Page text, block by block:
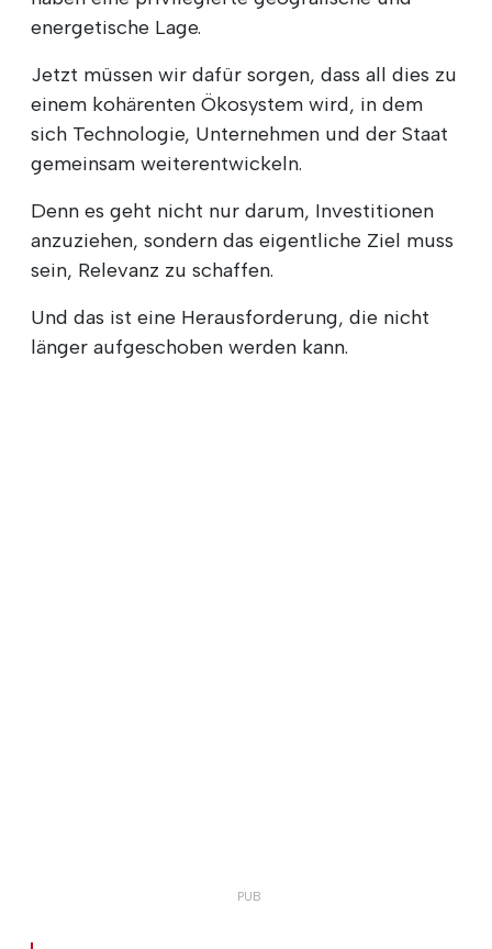
energetische Lage.
Jetzt müssen wir dafür sorgen, dass all dies zu
einem kohärenten Ökosystem wird, in dem
sich Technologie, Unternehmen und der Staat
gemeinsam weiterentwickeln.
Denn es geht nicht nur darum, Investitionen
anzuziehen, sondern das eigentliche Ziel muss
sein, Relevanz zu schaffen.
Und das ist eine Herausforderung, die nicht
länger aufgeschoben werden kann.